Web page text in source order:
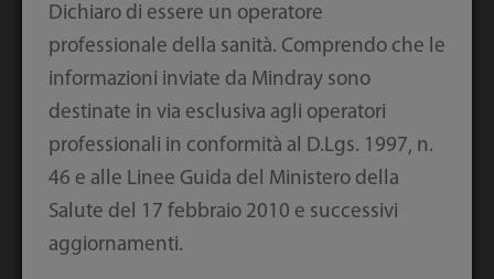
Caricamento e prelievo dei campioni agevole
Importazione del calibratore con un solo tasto
Dichiaro di essere un operatore
professionale della sanità. Comprendo che le
informazioni inviate da Mindray sono
destinate in via esclusiva agli operatori
professionali in conformità al D.Lgs. 1997, n.
46 e alle Linee Guida del Ministero della
Salute del 17 febbraio 2010 e successivi
aggiornamenti.